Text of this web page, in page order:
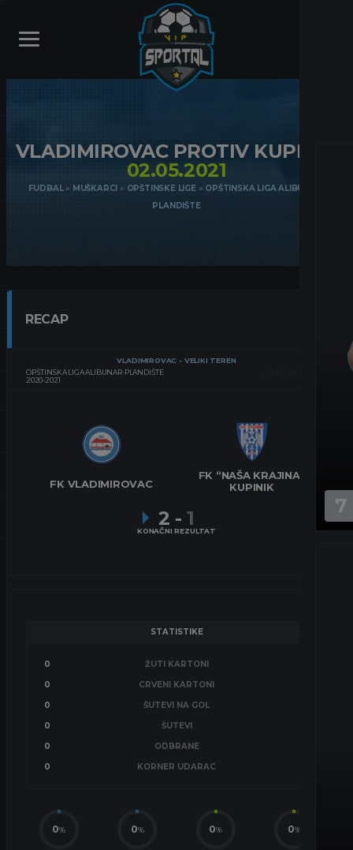
7
VLADIMIROVAC PROTIV KUPINIK
02.05.2021
FUDBAL» MUŠKARCI » OPŠTINSKE LIGE» OPŠTINSKA LIGA ALIBUNAR-
PLANDIŠTE
RECAP
OPŠTINSKA LIGA ALIBUNAR-PLANDIŠTE
2020-2021
VLADIMIROVAC - VELIKI TEREN
FK VLADIMIROVAC
FK “NAŠA KRAJINA”
KUPINIK
2 - 1
KONAČNI REZULTAT
STATISTIKE
0 ŽUTI KARTONI
0
CRVENI KARTONI
0
ŠUTEVI NA GOL
0
ŠUTEVI
0
ODBRANE
0
KORNER UDARAC
0% 0% 0% 0%